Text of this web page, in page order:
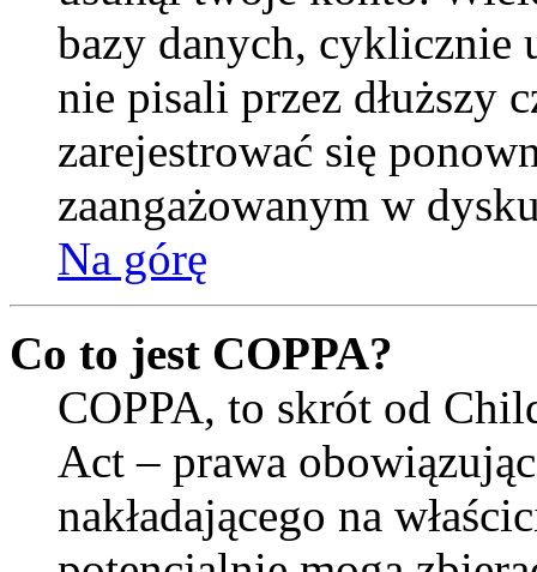
bazy danych, cyklicznie
nie pisali przez dłuższy
zarejestrować się
zaangażowanym w
Na górę
Co to jest COPPA?
COPPA, to skrót od
Act – prawa
nakładającego na